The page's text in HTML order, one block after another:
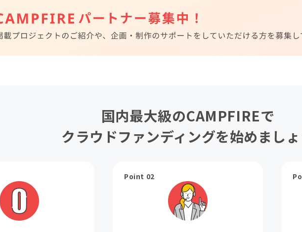
国内最大級のCAMPFIREで
クラウドファンディングを始めましょ
Point 02